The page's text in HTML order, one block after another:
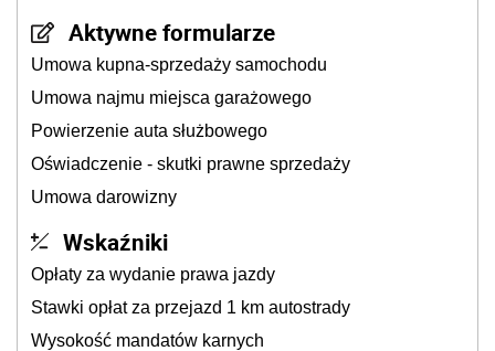
Aktywne formularze
Umowa kupna-sprzedaży samochodu
Umowa najmu miejsca garażowego
Powierzenie auta służbowego
Oświadczenie - skutki prawne sprzedaży
Umowa darowizny
Wskaźniki
Opłaty za wydanie prawa jazdy
Stawki opłat za przejazd 1 km autostrady
Wysokość mandatów karnych